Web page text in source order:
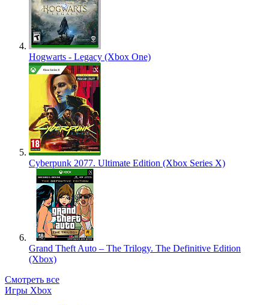
Hogwarts - Legacy (Xbox One)
Cyberpunk 2077. Ultimate Edition (Xbox Series X)
Grand Theft Auto – The Trilogy. The Definitive Edition
(Xbox)
Смотреть все
Игры Xbox